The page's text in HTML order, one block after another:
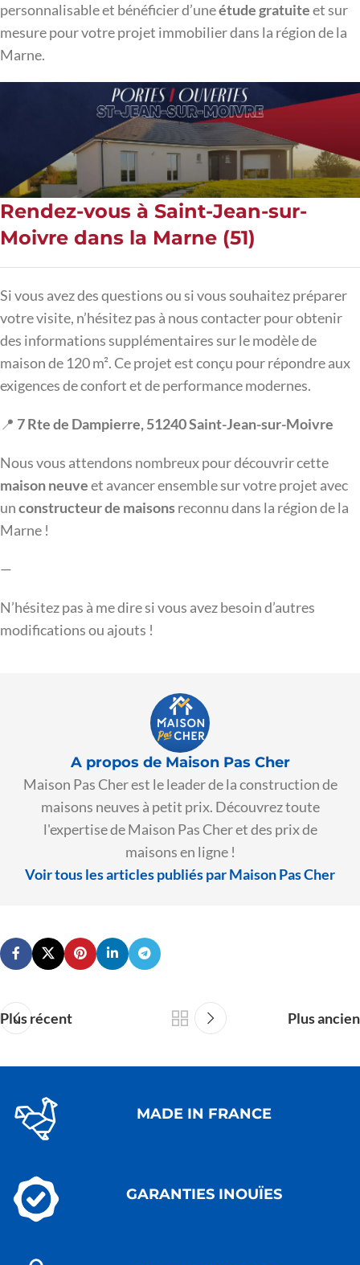
personnalisable et bénéficier d’uneétude gratuiteet sur
mesure pour votre projet immobilier dans la région de la
Marne.
Rendez-vous à Saint-Jean-sur-
Moivre dans la Marne (51)
Si vous avez des questions ou si vous souhaitez préparer
votre visite, n’hésitez pas à nous contacter pour obtenir
des informations supplémentaires sur le modèle de
maison de 120 m². Ce projet est conçu pour répondre aux
exigences de confort et de performance modernes.
📍 7 Rte de Dampierre, 51240 Saint-Jean-sur-Moivre
Nous vous attendons nombreux pour découvrir cette
maison neuveet avancer ensemble sur votre projet avec
unconstructeur de maisonsreconnu dans la région de la
Marne !
—
N’hésitez pas à me dire si vous avez besoin d’autres
modifications ou ajouts !
A propos de Maison Pas Cher
Maison Pas Cher est le leader de la construction de
maisons neuves à petit prix. Découvrez toute
l'expertise de Maison Pas Cher et des prix de
maisons en ligne !
Voir tous les articles publiés par Maison Pas Cher
Plus récent Plus ancien
MADE IN FRANCE
GARANTIES INOUÏES